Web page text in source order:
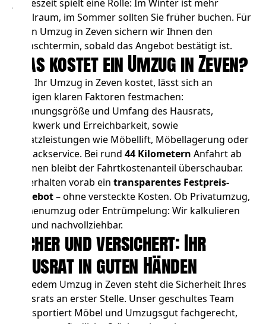
Jahreszeit spielt eine Rolle: Im Winter ist mehr
Spielraum, im Sommer sollten Sie früher buchen. Für
Ihren Umzug in Zeven sichern wir Ihnen den
Wunschtermin, sobald das Angebot bestätigt ist.
Was kostet ein Umzug in Zeven?
Was Ihr Umzug in Zeven kostet, lässt sich an
wenigen klaren Faktoren festmachen:
Wohnungsgröße und Umfang des Hausrats,
Stockwerk und Erreichbarkeit, sowie
Zusatzleistungen wie Möbellift, Möbellagerung oder
Einpackservice. Bei rund44 Kilometern Anfahrt ab
Bremen bleibt der Fahrtkostenanteil überschaubar.
Sie erhalten vorab eintransparentes Festpreis-
Angebot– ohne versteckte Kosten. Ob Privatumzug,
Firmenumzug oder Entrümpelung: Wir kalkulieren
fair und nachvollziehbar.
Sicher und versichert: Ihr
Hausrat in guten Händen
Bei jedem Umzug in Zeven steht die Sicherheit Ihres
Hausrats an erster Stelle. Unser geschultes Team
transportiert Möbel und Umzugsgut fachgerecht,